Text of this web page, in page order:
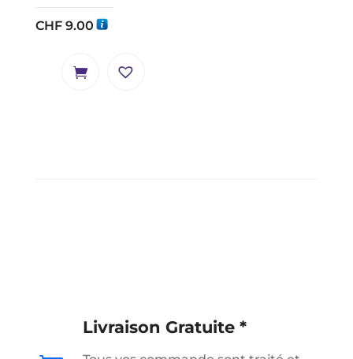
CHF9.00
Livraison Gratuite *